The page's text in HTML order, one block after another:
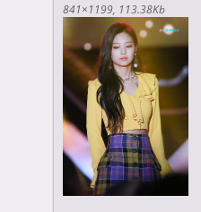
841×1199 113.38Kb